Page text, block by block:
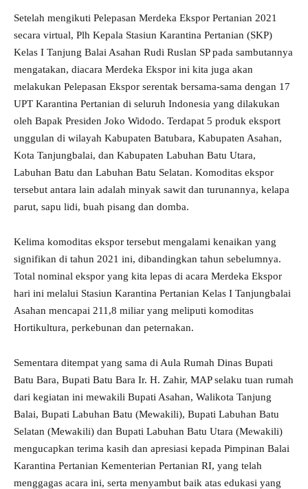
Setelah mengikuti Pelepasan Merdeka Ekspor Pertanian 2021
secara virtual, Plh Kepala Stasiun Karantina Pertanian (SKP)
Kelas I Tanjung Balai Asahan Rudi Ruslan SP pada sambutannya
mengatakan, diacara Merdeka Ekspor ini kita juga akan
melakukan Pelepasan Ekspor serentak bersama-sama dengan 17
UPT Karantina Pertanian di seluruh Indonesia yang dilakukan
oleh Bapak Presiden Joko Widodo. Terdapat 5 produk eksport
unggulan di wilayah Kabupaten Batubara, Kabupaten Asahan,
Kota Tanjungbalai, dan Kabupaten Labuhan Batu Utara,
Labuhan Batu dan Labuhan Batu Selatan. Komoditas ekspor
tersebut antara lain adalah minyak sawit dan turunannya, kelapa
parut, sapu lidi, buah pisang dan domba.
Kelima komoditas ekspor tersebut mengalami kenaikan yang
signifikan di tahun 2021 ini, dibandingkan tahun sebelumnya.
Total nominal ekspor yang kita lepas di acara Merdeka Ekspor
hari ini melalui Stasiun Karantina Pertanian Kelas I Tanjungbalai
Asahan mencapai 211,8 miliar yang meliputi komoditas
Hortikultura, perkebunan dan peternakan.
Sementara ditempat yang sama di Aula Rumah Dinas Bupati
Batu Bara, Bupati Batu Bara Ir. H. Zahir, MAP selaku tuan rumah
dari kegiatan ini mewakili Bupati Asahan, Walikota Tanjung
Balai, Bupati Labuhan Batu (Mewakili), Bupati Labuhan Batu
Selatan (Mewakili) dan Bupati Labuhan Batu Utara (Mewakili)
mengucapkan terima kasih dan apresiasi kepada Pimpinan Balai
Karantina Pertanian Kementerian Pertanian RI, yang telah
menggagas acara ini, serta menyambut baik atas edukasi yang